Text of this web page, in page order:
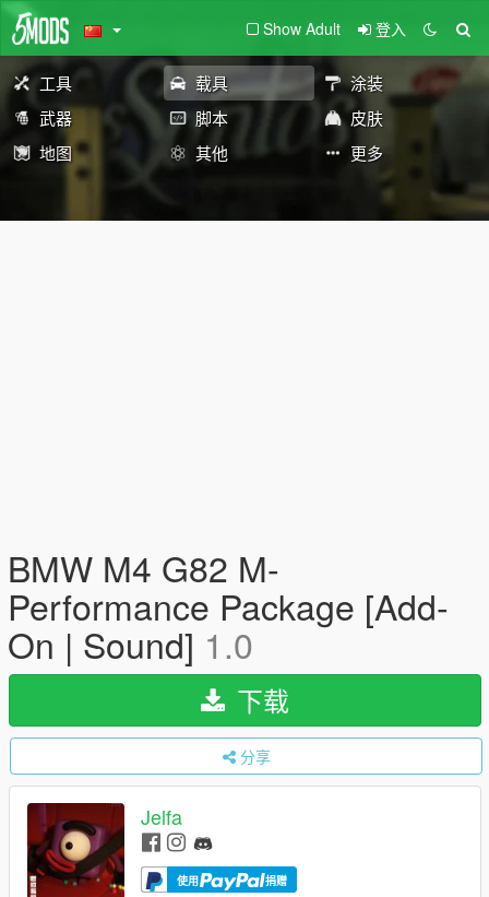
Show Adult 登入
工具 载具
涂装
武器
脚本
皮肤
地图
其他 更多
BMW M4 G82 M-
Performance Package [Add-
On | Sound] 1.0
下载
分享
Jelfa
使用 捐赠